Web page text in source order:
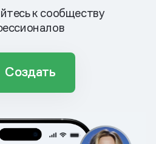
к сообществу
Создать